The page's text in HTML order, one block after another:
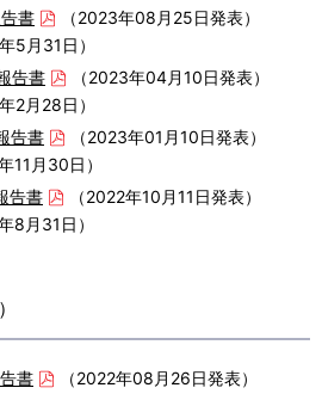
書
（2023年08月25日発表）
5月31日）
告書
（2023年04月10日発表）
2月28日）
告書
（2023年01月10日発表）
11月30日）
告書
（2022年10月11日発表）
8月31日）
書
（2022年08月26日発表）